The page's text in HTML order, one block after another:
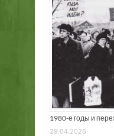
1980-е годы и
29.04.2026